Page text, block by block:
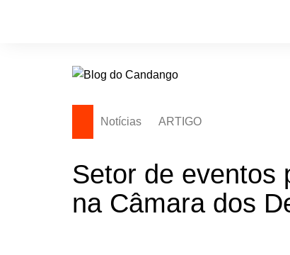
Notícias ARTIGO
Setor de eventos
na Câmara dos